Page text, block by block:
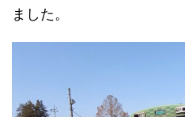
ました。